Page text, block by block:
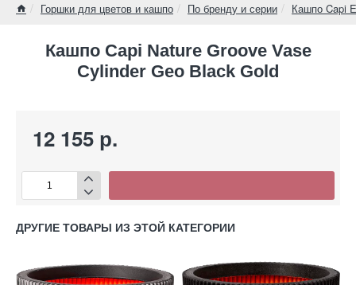
Горшки для цветов и кашпо По бренду и серии Кашпо Capi
Кашпо Capi Nature Groove Vase
Cylinder Geo Black Gold
12 155 р.
ДРУГИЕ ТОВАРЫ ИЗ ЭТОЙ КАТЕГОРИИ